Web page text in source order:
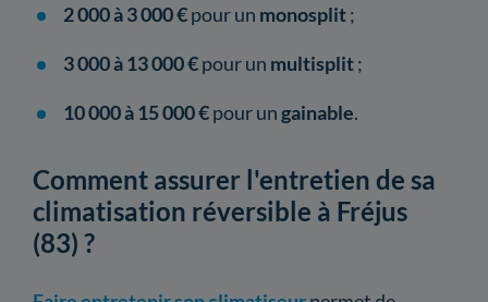
2 000 à 3 000 €pour un monosplit;
3 000 à 13 000 €pour un multisplit;
10 000 à 15 000 €pour ungainable.
Comment assurer l'entretien de sa
climatisation réversible à Fréjus
(83) ?